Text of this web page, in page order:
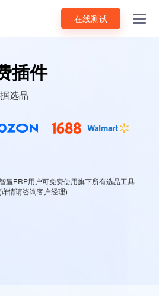
在线测试
插件
选品
赢ERP用户可免费使用旗下所有选品工具
(详情请咨询客户经理)